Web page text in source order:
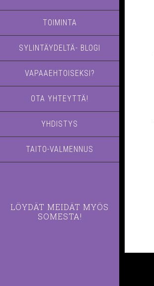
TOIMINTA
SYLINTÄYDELTÄ- BLOGI
VAPAAEHTOISEKSI?
OTA YHTEYTTÄ!
YHDISTYS
TAITO-VALMENNUS
LÖYDÄT MEIDÄT MYÖS
SOMESTA!